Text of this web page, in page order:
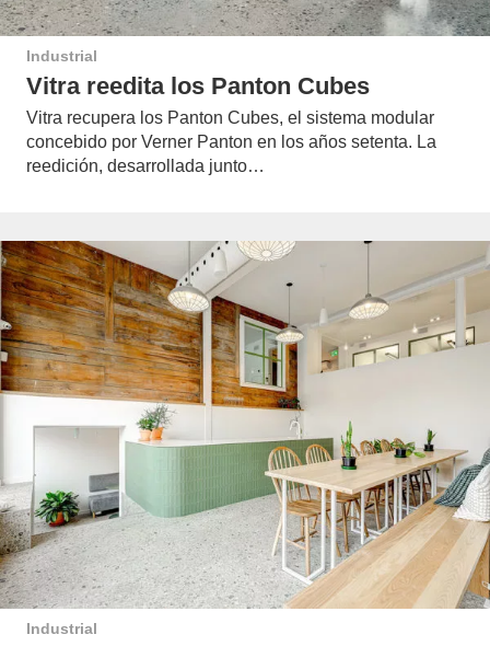
Industrial
Vitra reedita los Panton Cubes
Vitra recupera los Panton Cubes, el sistema modular
concebido por Verner Panton en los años setenta. La
reedición, desarrollada junto…
Industrial